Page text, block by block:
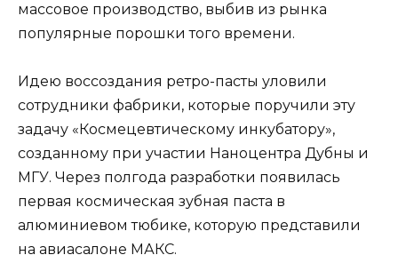
массовое производство, выбив из рынка
популярные порошки того времени.
Идею воссоздания ретро-пасты уловили
сотрудники фабрики, которые поручили эту
задачу «Космецевтическому инкубатору»,
созданному при участии Наноцентра Дубны и
МГУ. Через полгода разработки появилась
первая космическая зубная паста в
алюминиевом тюбике, которую представили
на авиасалоне МАКС.